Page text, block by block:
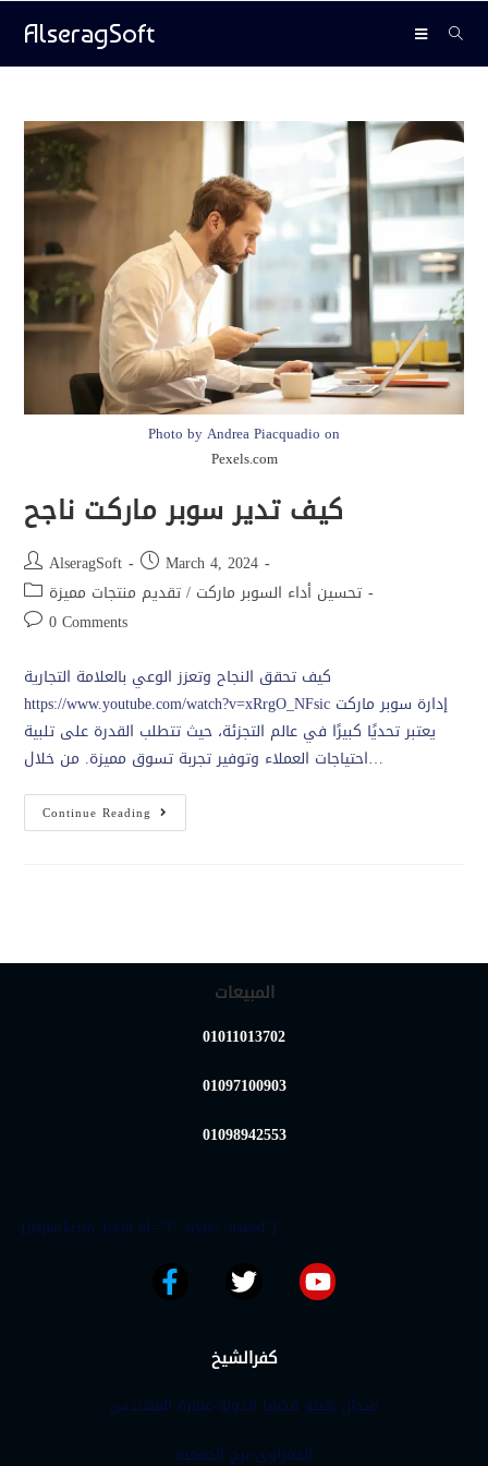
AlseragSoft
Photo by Andrea Piacquadio on
Pexels.com
كيف تدير سوبر ماركت ناجح
AlseragSoft
March 4, 2024
تحسين أداء السوبر ماركت / تقديم منتجات مميزة
0 Comments
كيف تحقق النجاح وتعزز الوعي بالعلامة التجارية
https://www.youtube.com/watch?v=xRrgO_NFsic إدارة سوبر ماركت
يعتبر تحديًا كبيرًا في عالم التجزئة، حيث تتطلب القدرة على تلبية
احتياجات العملاء وتوفير تجربة تسوق مميزة. من خلال…
Continue Reading
المبيعات
01011013702
01097100903
01098942553
[jetpackcrm_form id="1" style="naked"]
كفرالشيخ
ميدان هيئة قضايا الدولة-عمارة المهندس
الحمراوي-برج الجمعية